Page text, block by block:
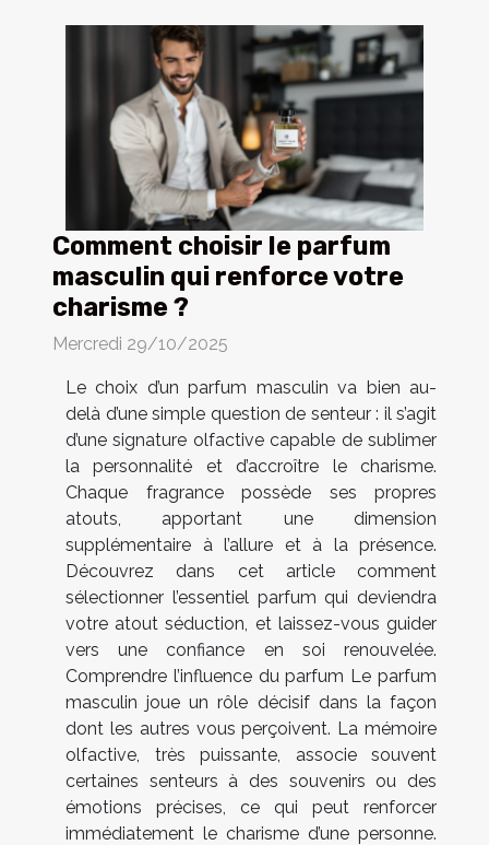
Comment choisir le parfum
masculin qui renforce votre
charisme ?
Mercredi 29/10/2025
Le choix d’un parfum masculin va bien au-
delà d’une simple question de senteur : il s’agit
d’une signature olfactive capable de sublimer
la personnalité et d’accroître le charisme.
Chaque fragrance possède ses propres
atouts, apportant une dimension
supplémentaire à l’allure et à la présence.
Découvrez dans cet article comment
sélectionner l’essentiel parfum qui deviendra
votre atout séduction, et laissez-vous guider
vers une confiance en soi renouvelée.
Comprendre l’influence du parfum Le parfum
masculin joue un rôle décisif dans la façon
dont les autres vous perçoivent. La mémoire
olfactive, très puissante, associe souvent
certaines senteurs à des souvenirs ou des
émotions précises, ce qui peut renforcer
immédiatement le charisme d’une personne.